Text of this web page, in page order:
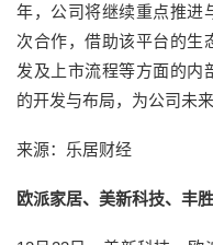
年，公司将继续重点推进
次合作，借助该平台的生
发及上市流程等方面的内
的开发与布局，为公司未
来源：乐居财经
欧派家居、美新科技、丰